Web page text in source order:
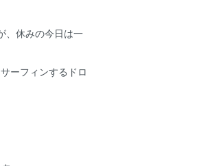
、休みの今日は一
ーフィンするドロ